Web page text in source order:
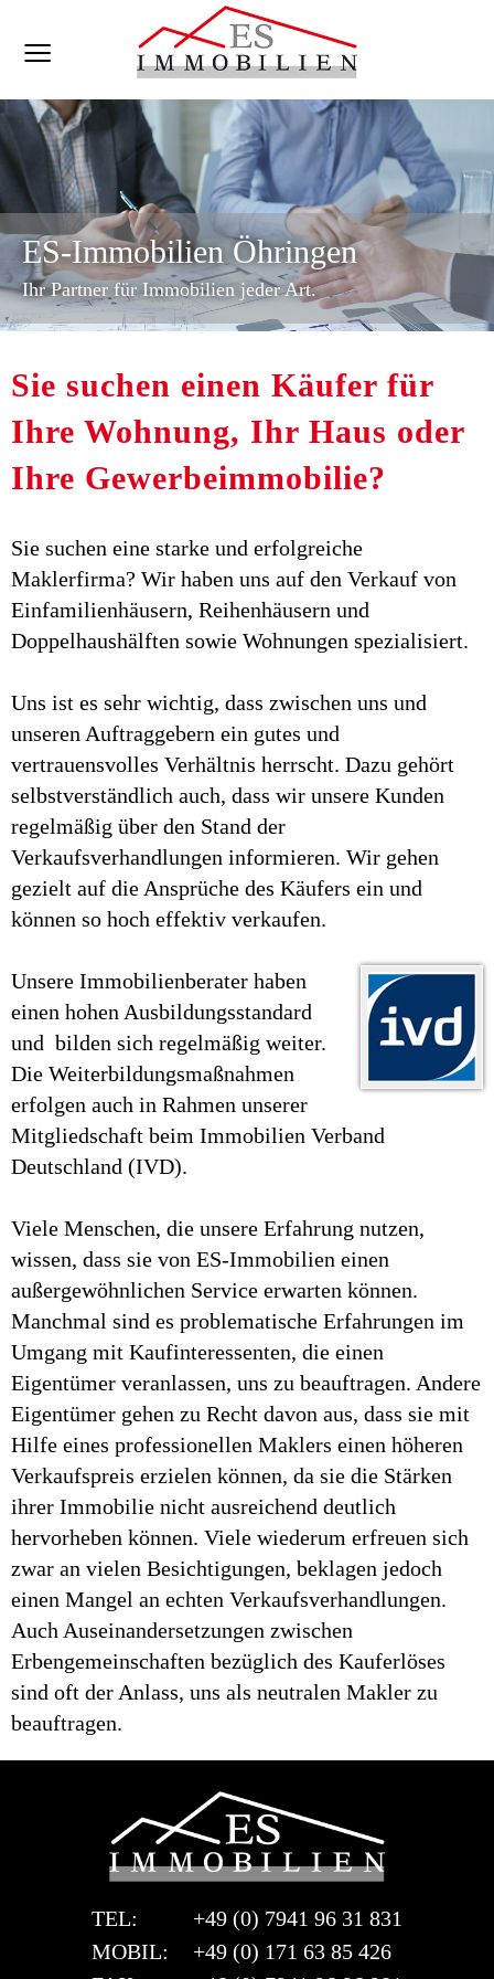
ES-Immobilien Öhringen
Ihr Partner für Immobilien jeder Art.
Sie suchen einen Käufer für
Ihre Wohnung, Ihr Haus oder
Ihre Gewerbeimmobilie?
Sie suchen eine starke und erfolgreiche
Maklerfirma? Wir haben uns auf den Verkauf von
Einfamilienhäusern, Reihenhäusern und
Doppelhaushälften sowie Wohnungen spezialisiert.
Uns ist es sehr wichtig, dass zwischen uns und
unseren Auftraggebern ein gutes und
vertrauensvolles Verhältnis herrscht. Dazu gehört
selbstverständlich auch, dass wir unsere Kunden
regelmäßig über den Stand der
Verkaufsverhandlungen informieren. Wir gehen
gezielt auf die Ansprüche des Käufers ein und
können so hoch effektiv verkaufen.
Unsere Immobilienberater haben
einen hohen Ausbildungsstandard
und bilden sich regelmäßig weiter.
Die Weiterbildungsmaßnahmen
erfolgen auch in Rahmen unserer
Mitgliedschaft beim Immobilien Verband
Deutschland (IVD).
Viele Menschen, die unsere Erfahrung nutzen,
wissen, dass sie von ES-Immobilien einen
außergewöhnlichen Service erwarten können.
Manchmal sind es problematische Erfahrungen im
Umgang mit Kaufinteressenten, die einen
Eigentümer veranlassen, uns zu beauftragen. Andere
Eigentümer gehen zu Recht davon aus, dass sie mit
Hilfe eines professionellen Maklers einen höheren
Verkaufspreis erzielen können, da sie die Stärken
ihrer Immobilie nicht ausreichend deutlich
hervorheben können. Viele wiederum erfreuen sich
zwar an vielen Besichtigungen, beklagen jedoch
einen Mangel an echten Verkaufsverhandlungen.
Auch Auseinandersetzungen zwischen
Erbengemeinschaften bezüglich des Kauferlöses
sind oft der Anlass, uns als neutralen Makler zu
beauftragen.
TEL:
+49 (0) 7941 96 31 831
MOBIL:
+49 (0) 171 63 85 426